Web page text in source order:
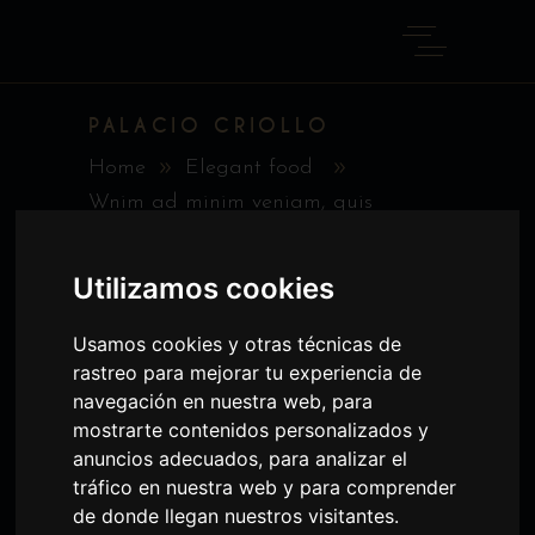
Utilizamos cookies
Usamos cookies y otras técnicas de
rastreo para mejorar tu experiencia de
navegación en nuestra web, para
mostrarte contenidos personalizados y
anuncios adecuados, para analizar el
tráfico en nuestra web y para comprender
de donde llegan nuestros visitantes.
PALACIO CRIOLLO
Home
Elegant food
Wnim ad minim veniam, quis
nisi ut aliquip ex ea commodo
consequat.